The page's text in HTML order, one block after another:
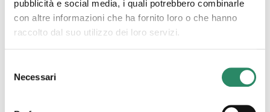
pubblicità e social media, i quali potrebbero combinarle
con altre informazioni che ha fornito loro o che hanno
raccolto dal suo utilizzo dei loro servizi.
delNecessari
Percorso Esperienziale